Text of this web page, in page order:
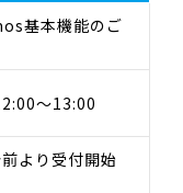
基本機能のご
～13:00
より受付開始